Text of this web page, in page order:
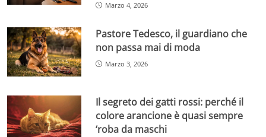
Marzo 4, 2026
Pastore Tedesco, il guardiano che
non passa mai di moda
Marzo 3, 2026
Il segreto dei gatti rossi: perché il
colore arancione è quasi sempre
‘roba da maschi